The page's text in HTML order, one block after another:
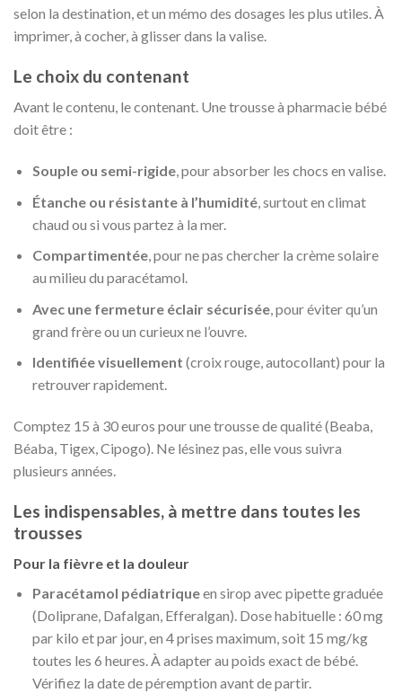
selon la destination, et un mémo des dosages les plus utiles. À
imprimer, à cocher, à glisser dans la valise.
Le choix du contenant
Avant le contenu, le contenant. Une trousse à pharmacie bébé
doit être :
Souple ou semi-rigide, pour absorber les chocs en valise.
Étanche ou résistante à l’humidité, surtout en climat
chaud ou si vous partez à la mer.
Compartimentée, pour ne pas chercher la crème solaire
au milieu du paracétamol.
Avec une fermeture éclair sécurisée, pour éviter qu’un
grand frère ou un curieux ne l’ouvre.
Identifiée visuellement (croix rouge, autocollant) pour la
retrouver rapidement.
Comptez 15 à 30 euros pour une trousse de qualité (Beaba,
Béaba, Tigex, Cipogo). Ne lésinez pas, elle vous suivra
plusieurs années.
Les indispensables, à mettre dans toutes les
trousses
Pour la fièvre et la douleur
Paracétamol pédiatriqueen sirop avec pipette graduée
(Doliprane, Dafalgan, Efferalgan). Dose habituelle : 60 mg
par kilo et par jour, en 4 prises maximum, soit 15 mg/kg
toutes les 6 heures. À adapter au poids exact de bébé.
Vérifiez la date de péremption avant de partir.